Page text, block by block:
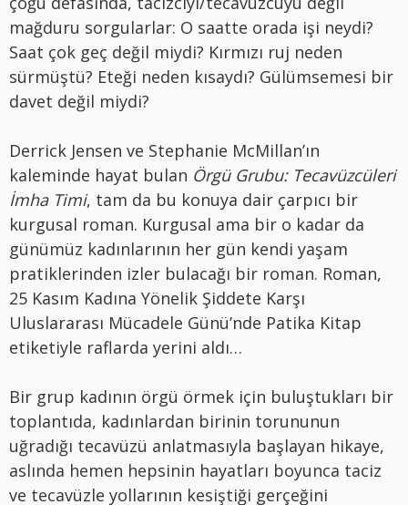
mağduru sorgularlar: O saatte orada işi neydi?
Saat çok geç değil miydi? Kırmızı ruj neden
sürmüştü? Eteği neden kısaydı? Gülümsemesi bir
davet değil miydi?
Derrick Jensen ve Stephanie McMillan’ın
kaleminde hayat bulan Örgü Grubu: Tecavüzcüleri
İmha Timi, tam da bu konuya dair çarpıcı bir
kurgusal roman. Kurgusal ama bir o kadar da
günümüz kadınlarının her gün kendi yaşam
pratiklerinden izler bulacağı bir roman. Roman,
25 Kasım Kadına Yönelik Şiddete Karşı
Uluslararası Mücadele Günü’nde Patika Kitap
etiketiyle raflarda yerini aldı…
Bir grup kadının örgü örmek için buluştukları bir
toplantıda, kadınlardan birinin torununun
uğradığı tecavüzü anlatmasıyla başlayan hikaye,
aslında hemen hepsinin hayatları boyunca taciz
ve tecavüzle yollarının kesiştiği gerçeğini